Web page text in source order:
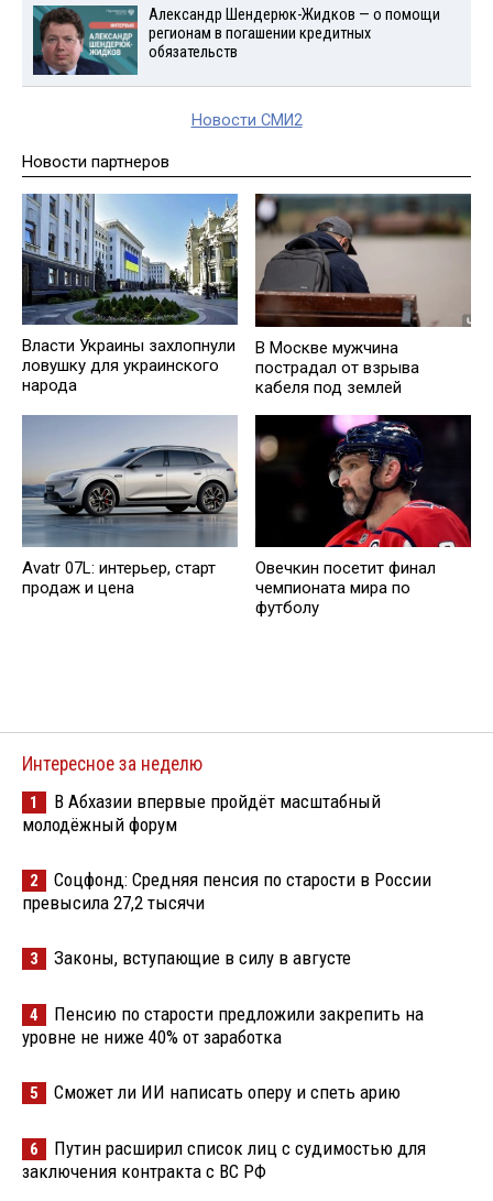
Александр Шендерюк-Жидков — о помощи
регионам в погашении кредитных
обязательств
Новости СМИ2
Новости партнеров
Власти Украины захлопнули
ловушку для украинского
народа
В Москве мужчина
пострадал от взрыва
кабеля под землей
Avatr 07L: интерьер, старт
продаж и цена
Овечкин посетит финал
чемпионата мира по
футболу
Интересное за неделю
1
В Абхазии впервые пройдёт масштабный
молодёжный форум
2
Соцфонд: Средняя пенсия по старости в России
превысила 27,2 тысячи
3 Законы, вступающие в силу в августе
4
Пенсию по старости предложили закрепить на
уровне не ниже 40% от заработка
5 Сможет ли ИИ написать оперу и спеть арию
6
Путин расширил список лиц с судимостью для
заключения контракта с ВС РФ